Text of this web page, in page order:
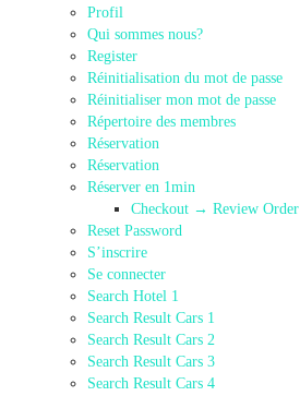
Profil
Qui sommes nous?
Register
Réinitialisation du mot de passe
Réinitialiser mon mot de passe
Répertoire des membres
Réservation
Réservation
Réserver en 1min
Checkout → Review Order
Reset Password
S’inscrire
Se connecter
Search Hotel 1
Search Result Cars 1
Search Result Cars 2
Search Result Cars 3
Search Result Cars 4